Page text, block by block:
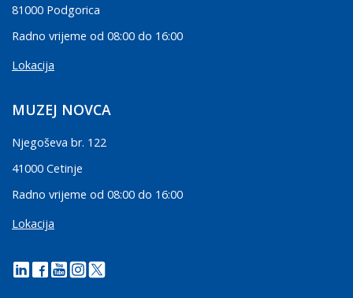
81000 Podgorica
Radno vrijeme od 08:00 do 16:00
Lokacija
MUZEJ NOVCA
Njegoševa br. 122
41000 Cetinje
Radno vrijeme od 08:00 do 16:00
Lokacija